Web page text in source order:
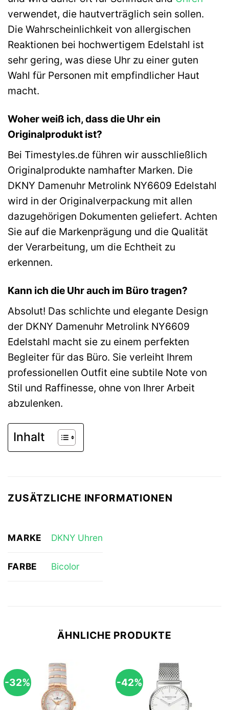
verwendet, die hautverträglich sein sollen.
Die Wahrscheinlichkeit von allergischen
Reaktionen bei hochwertigem Edelstahl ist
sehr gering, was diese Uhr zu einer guten
Wahl für Personen mit empfindlicher Haut
macht.
Woher weiß ich, dass die Uhr ein
Originalprodukt ist?
Bei Timestyles.de führen wir ausschließlich
Originalprodukte namhafter Marken. Die
DKNY Damenuhr Metrolink NY6609 Edelstahl
wird in der Originalverpackung mit allen
dazugehörigen Dokumenten geliefert. Achten
Sie auf die Markenprägung und die Qualität
der Verarbeitung, um die Echtheit zu
erkennen.
Kann ich die Uhr auch im Büro tragen?
Absolut! Das schlichte und elegante Design
der DKNY Damenuhr Metrolink NY6609
Edelstahl macht sie zu einem perfekten
Begleiter für das Büro. Sie verleiht Ihrem
professionellen Outfit eine subtile Note von
Stil und Raffinesse, ohne von Ihrer Arbeit
abzulenken.
Inhalt
ZUSÄTZLICHE INFORMATIONEN
MARKE DKNY Uhren
FARBE Bicolor
ÄHNLICHE PRODUKTE
-32% -42%